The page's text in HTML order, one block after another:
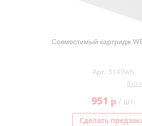
Совместимый картридж
Арт. 3149wb
0
951 p/ шт.
Сделать